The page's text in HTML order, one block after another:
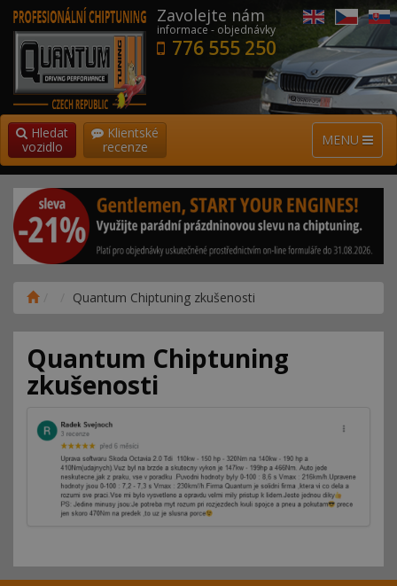
Zavolejte nám
informace - objednávky
776 555 250
MENU
Hledat
vozidlo
Klientské
recenze
Quantum Chiptuning zkušenosti
Quantum Chiptuning
zkušenosti